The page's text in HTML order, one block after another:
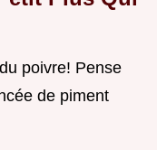
poivre! Pense
de piment